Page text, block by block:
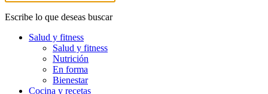
Escribe lo que deseas buscar
Salud y fitness
Salud y fitness
Nutrición
En forma
Bienestar
Cocina y recetas